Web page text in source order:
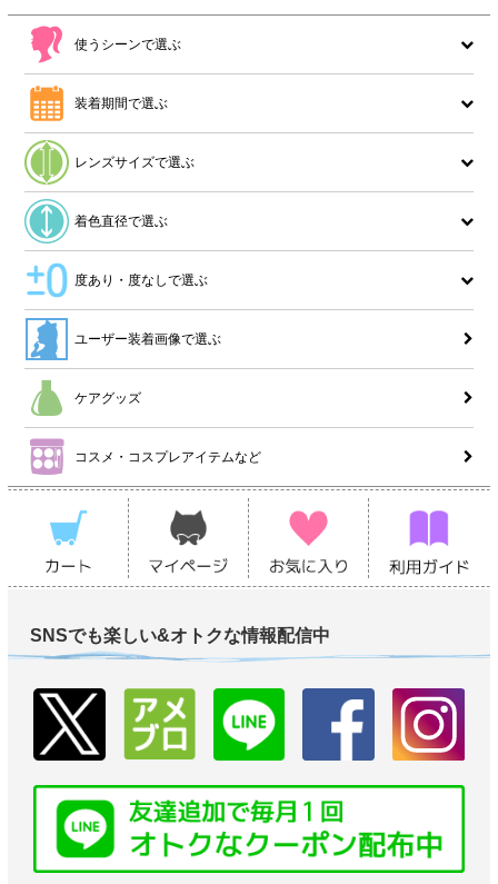
使うシーンで選ぶ
装着期間で選ぶ
レンズサイズで選ぶ
着色直径で選ぶ
度あり・度なしで選ぶ
ユーザー装着画像で選ぶ
ケアグッズ
コスメ・コスプレアイテムなど
SNSでも楽しい&オトクな情報配信中